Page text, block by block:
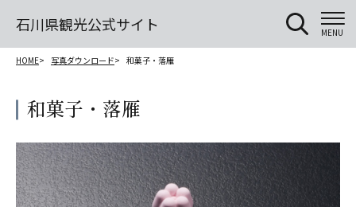
石川県観光公式サイト MENU
HOME 写真ダウンロード 和菓子・落雁
和菓子・落雁